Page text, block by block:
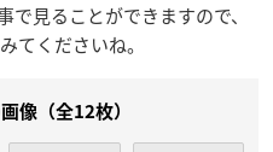
見ることができますので、
てくださいね。
像（全12枚）